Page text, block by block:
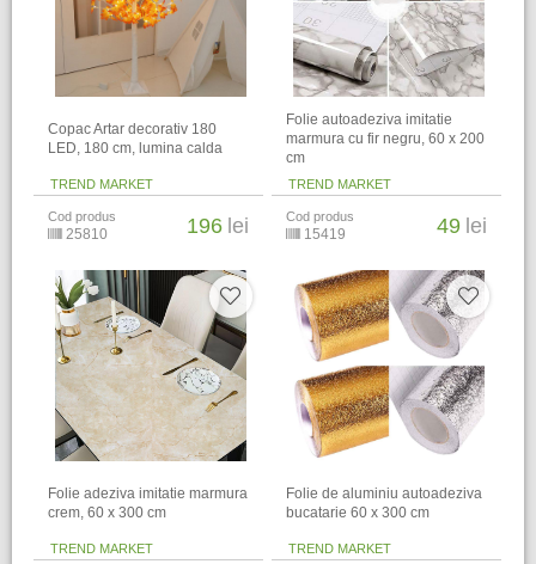
Copac Artar decorativ 180
LED, 180 cm, lumina calda
TREND MARKET
Cod produs
25810 196 lei
Folie autoadeziva imitatie
marmura cu fir negru, 60 x 200
cm
TREND MARKET
Cod produs
15419 49 lei
Folie adeziva imitatie marmura
crem, 60 x 300 cm
TREND MARKET
Folie de aluminiu autoadeziva
bucatarie 60 x 300 cm
TREND MARKET